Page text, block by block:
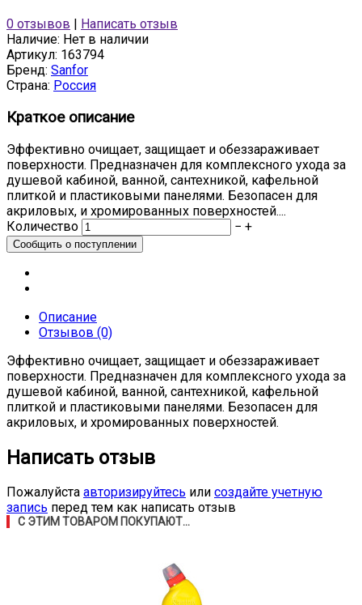
0 отзывов
Написать отзыв
Наличие: Нет в наличии
Артикул: 163794
Бренд: Sanfor
Страна: Россия
Краткое описание
Эффективно очищает, защищает и обеззараживает
поверхности. Предназначен для комплексного ухода за
душевой кабиной, ванной, сантехникой, кафельной
плиткой и пластиковыми панелями. Безопасен для
акриловых, и хромированных поверхностей....
Количество
− +
Описание
Отзывов (0)
Эффективно очищает, защищает и обеззараживает
поверхности. Предназначен для комплексного ухода за
душевой кабиной, ванной, сантехникой, кафельной
плиткой и пластиковыми панелями. Безопасен для
акриловых, и хромированных поверхностей.
Написать отзыв
Пожалуйста авторизируйтесь или создайте учетную
запись перед тем как написать отзыв
С ЭТИМ ТОВАРОМ ПОКУПАЮТ...